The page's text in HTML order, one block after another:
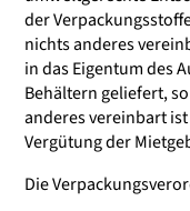
der
nichts anderes
in das Eigentum des
Behältern geliefert,
anderes vereinbart
Vergütung der
Die